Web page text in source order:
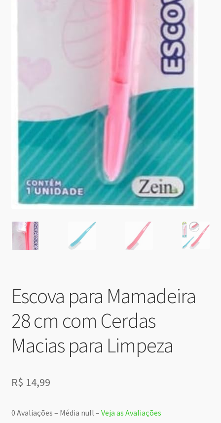
Escova para Mamadeira
28 cm com Cerdas
Macias para Limpeza
R$ 14,99
0 Avaliações – Média null – Veja as Avaliações